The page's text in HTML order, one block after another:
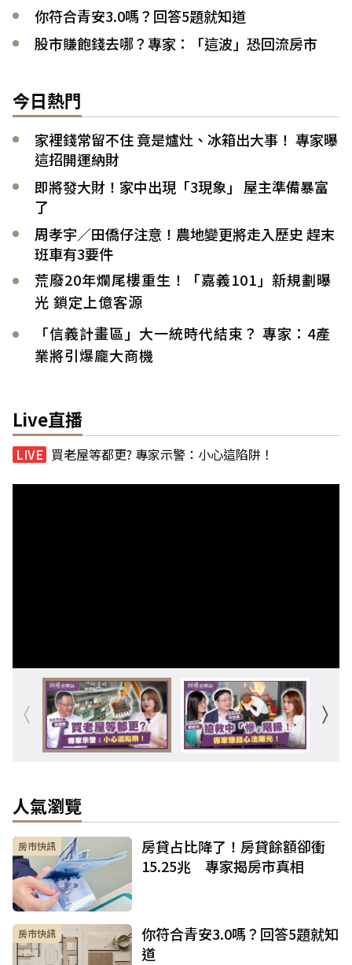
你符合青安3.0嗎？回答5題就知道
股市賺飽錢去哪？專家：「這波」恐回流房市
今日熱門
家裡錢常留不住 竟是爐灶、冰箱出大事！ 專家曝
這招開運納財
即將發大財！家中出現「3現象」 屋主準備暴富
了
周孝宇／田僑仔注意！農地變更將走入歷史 趕末
班車有3要件
荒廢20年爛尾樓重生！「嘉義101」新規劃曝
光 鎖定上億客源
「信義計畫區」大一統時代結束？ 專家：4產
業將引爆龐大商機
Live直播
買老屋等都更? 專家示警：小心這陷阱！
人氣瀏覽
房市快訊
房貸占比降了！房貸餘額卻衝
15.25兆 專家揭房市真相
房市快訊
你符合青安3.0嗎？回答5題就知
道